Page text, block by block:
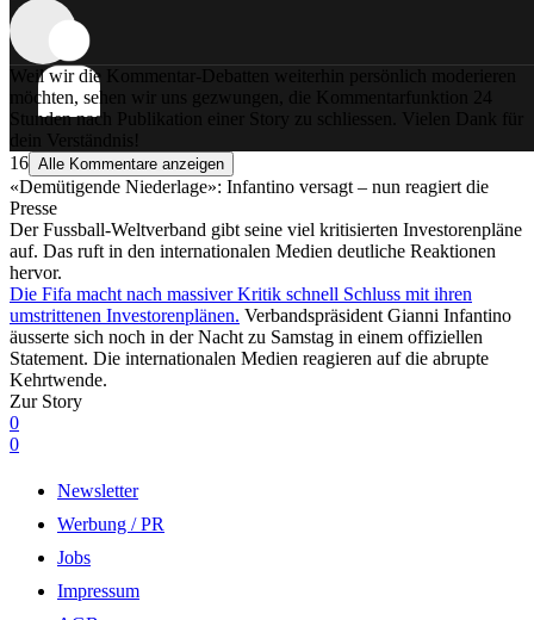
Weil wir die Kommentar-Debatten weiterhin persönlich moderieren
möchten, sehen wir uns gezwungen, die Kommentarfunktion 24
Stunden nach Publikation einer Story zu schliessen. Vielen Dank für
dein Verständnis!
16 Alle Kommentare anzeigen
«Demütigende Niederlage»: Infantino versagt – nun reagiert die
Presse
Der Fussball-Weltverband gibt seine viel kritisierten Investorenpläne
auf. Das ruft in den internationalen Medien deutliche Reaktionen
hervor.
Die Fifa macht nach massiver Kritik schnell Schluss mit ihren
umstrittenen Investorenplänen. Verbandspräsident Gianni Infantino
äusserte sich noch in der Nacht zu Samstag in einem offiziellen
Statement. Die internationalen Medien reagieren auf die abrupte
Kehrtwende.
Zur Story
0
0
Newsletter
Werbung / PR
Jobs
Impressum